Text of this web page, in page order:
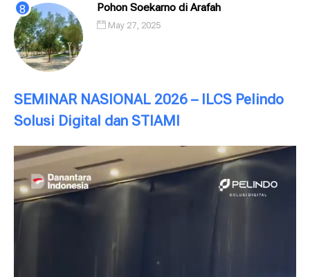
Pohon Soekarno di Arafah
May 27, 2025
SEMINAR NASIONAL 2026 – ILCS Pelindo
Solusi Digital dan STIAMI